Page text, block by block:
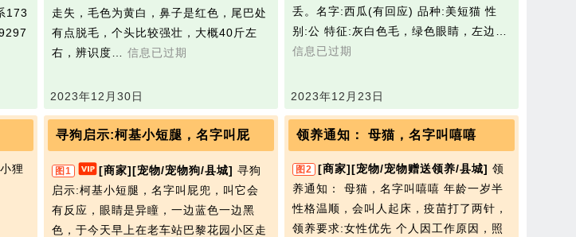
173
走失，毛色为黄白，鼻子是红色，尾巴处
有点脱毛，个头比较强壮，大概40斤左
右，辨识度… 信息已过期
2023年12月30日
丢。名字:西瓜(有回应) 品种:美短猫 性
别:公 特征:灰白色毛，绿色眼睛，左边…
信息已过期
2023年12月23日
狸
寻狗启示:柯基小短腿，名字叫屁
图1 [商家][宠物/宠物狗/县城] 寻狗
启示:柯基小短腿，名字叫屁兜，叫它会
有反应，眼睛是异瞳，一边蓝色一边黑
色，于今天早上在老车站巴黎花园小区走
领养通知： 母猫，名字叫嘻嘻
图2 [商家][宠物/宠物赠送领养/县城] 领
养通知： 母猫，名字叫嘻嘻 年龄一岁半
性格温顺，会叫人起床，疫苗打了两针，
领养要求:女性优先 个人因工作原因，照